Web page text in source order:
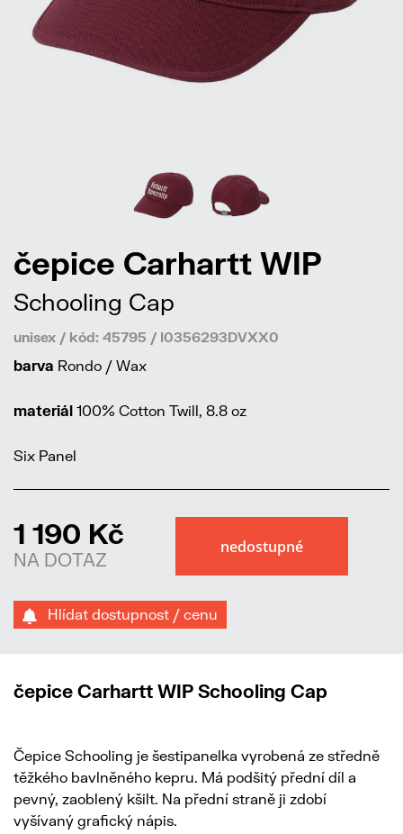
čepice Carhartt WIP
Schooling Cap
unisex / kód: 45795 / I0356293DVXX0
barva Rondo / Wax
materiál 100% Cotton Twill, 8.8 oz
Six Panel
1 190 Kč
NA DOTAZ
Hlídat dostupnost / cenu
čepice Carhartt WIP Schooling Cap
Čepice Schooling je šestipanelka vyrobená ze středně
těžkého bavlněného kepru. Má podšitý přední díl a
pevný, zaoblený kšilt. Na přední straně ji zdobí
vyšívaný grafický nápis.